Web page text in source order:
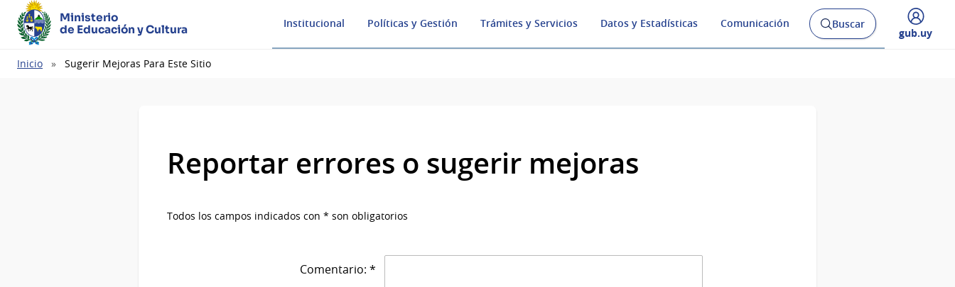
Ministerio
de Educación y Cultura
Institucional Políticas y Gestión Trámites y Servicios Datos y Estadísticas Comunicación
Abrir
buscador
Buscar
Desplegar
gub.uy
Ruta
Inicio Sugerir Mejoras Para Este Sitio
Reportar errores o sugerir mejoras
Todos los campos indicados con * son obligatorios
Comentario: *